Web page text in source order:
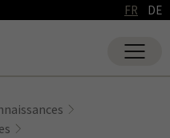
FR DE